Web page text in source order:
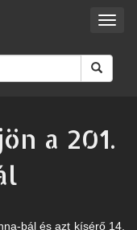
a 201.
bál és azt kísérő 14.